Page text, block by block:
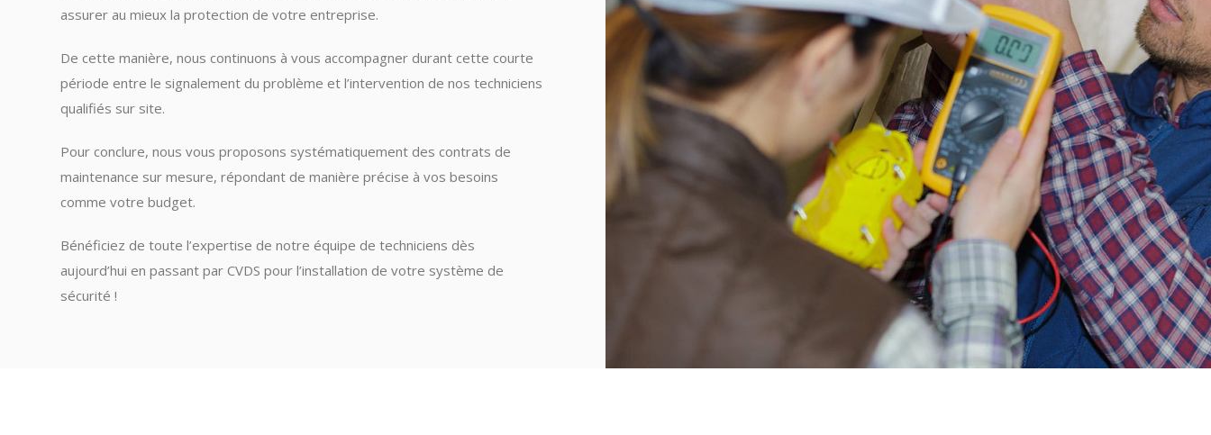
assurer au mieux la protection de votre entreprise.
De cette manière, nous continuons à vous accompagner durant cette courte
période entre le signalement du problème et l’intervention de nos techniciens
qualifiés sur site.
Pour conclure, nous vous proposons systématiquement des contrats de
maintenance sur mesure, répondant de manière précise à vos besoins
comme votre budget.
Bénéficiez de toute l’expertise de notre équipe de techniciens dès
aujourd’hui en passant par CVDS pour l’installation de votre système de
sécurité !